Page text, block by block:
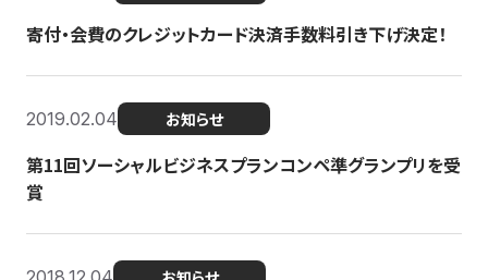
寄付・会費のクレジットカード決済手数料引き下げ決定！
2019.02.04 お知らせ
第11回ソーシャルビジネスプランコンペ準グランプリを受
賞